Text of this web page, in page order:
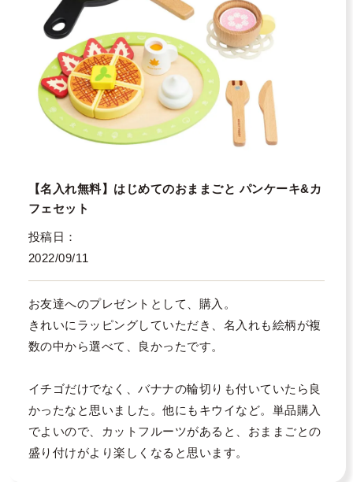
【名入れ無料】はじめてのおままごと パンケーキ&カ
フェセット
投稿日
2022/09/11
お友達へのプレゼントとして、購入。
きれいにラッピングしていただき、名入れも絵柄が複
数の中から選べて、良かったです。
イチゴだけでなく、バナナの輪切りも付いていたら良
かったなと思いました。他にもキウイなど。単品購入
でよいので、カットフルーツがあると、おままごとの
盛り付けがより楽しくなると思います。